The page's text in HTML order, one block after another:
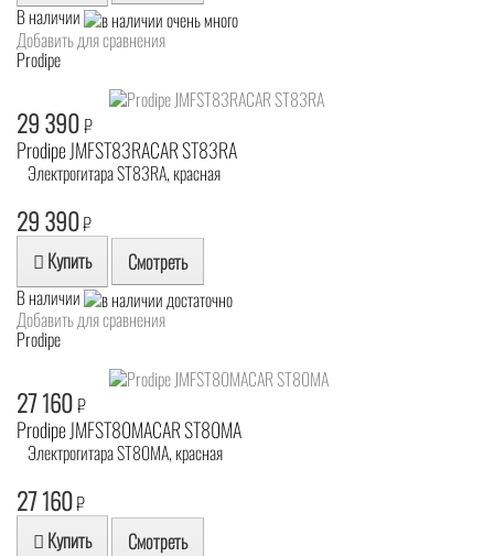
В наличии
Добавить для сравнения
Prodipe
29 390₽
Prodipe JMFST83RACAR ST83RA
Электрогитара ST83RA, красная
29 390₽
Купить Смотреть
В наличии
Добавить для сравнения
Prodipe
27 160₽
Prodipe JMFST80MACAR ST80MA
Электрогитара ST80MA, красная
27 160₽
Купить Смотреть